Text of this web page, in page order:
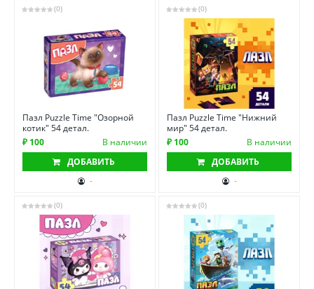
(0)
Пазл Puzzle Time "Озорной
котик" 54 детал.
₽ 100
В наличии
ДОБАВИТЬ
-
(0)
Пазл Puzzle Time "Нижний
мир" 54 детал.
₽ 100
В наличии
ДОБАВИТЬ
-
(0) (0)